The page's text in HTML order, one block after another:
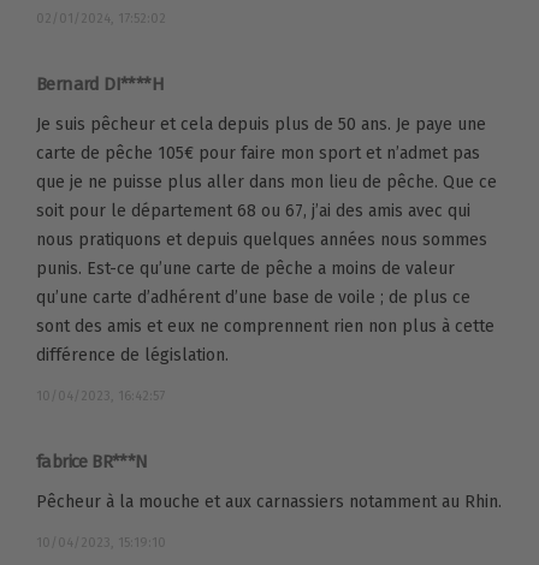
02/01/2024, 17:52:02
Bernard DI****H
Je suis pêcheur et cela depuis plus de 50 ans. Je paye une
carte de pêche 105€ pour faire mon sport et n’admet pas
que je ne puisse plus aller dans mon lieu de pêche. Que ce
soit pour le département 68 ou 67, j’ai des amis avec qui
nous pratiquons et depuis quelques années nous sommes
punis. Est-ce qu’une carte de pêche a moins de valeur
qu’une carte d’adhérent d’une base de voile ; de plus ce
sont des amis et eux ne comprennent rien non plus à cette
différence de législation.
10/04/2023, 16:42:57
fabrice BR***N
Pêcheur à la mouche et aux carnassiers notamment au Rhin.
10/04/2023, 15:19:10